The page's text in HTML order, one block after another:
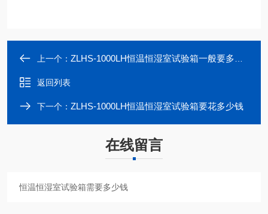
上一个： ZLHS-1000LH恒温恒湿室试验箱一般要多少钱
返回列表
下一个： ZLHS-1000LH恒温恒湿室试验箱要花多少钱
在线留言